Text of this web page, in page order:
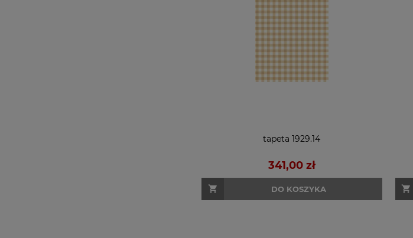
tapeta 1929.14
341,00 zł
DO KOSZYKA